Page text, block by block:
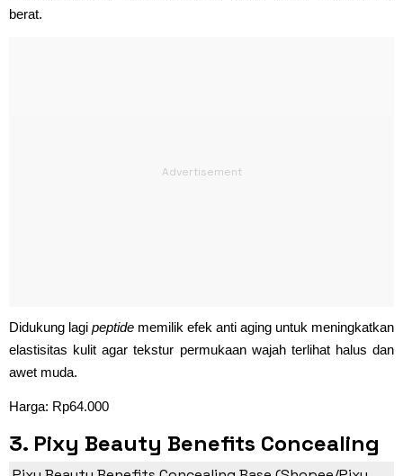
berat.
Didukung lagi peptide memilik efek anti aging untuk meningkatkan
elastisitas kulit agar tekstur permukaan wajah terlihat halus dan
awet muda.
Harga: Rp64.000
3. Pixy Beauty Benefits Concealing